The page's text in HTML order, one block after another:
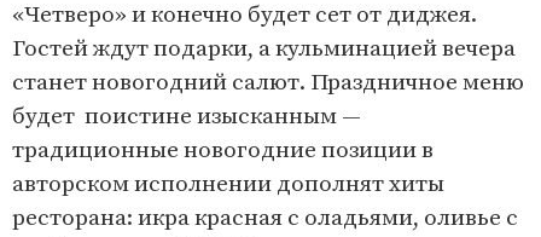
«Четверо» и конечно будет сет от диджея.
Гостей ждут подарки, а кульминацией вечера
станет новогодний салют. Праздничное меню
будет поистине изысканным —
традиционные новогодние позиции в
авторском исполнении дополнят хиты
ресторана: икра красная с оладьями, оливье с